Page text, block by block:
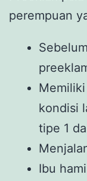
perempuan
kondisi
tipe 1
Ibu